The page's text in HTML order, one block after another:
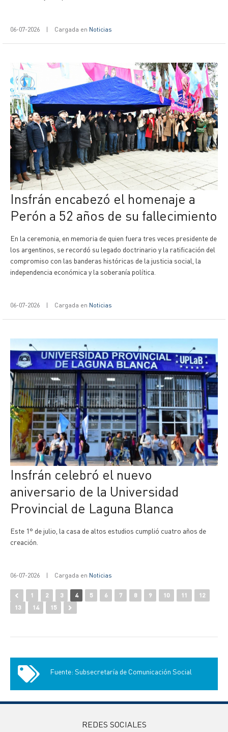
06-07-2026 | Cargada en Noticias
Insfrán encabezó el homenaje a
Perón a 52 años de su fallecimiento
En la ceremonia, en memoria de quien fuera tres veces presidente de
los argentinos, se recordó su legado doctrinario y la ratificación del
compromiso con las banderas históricas de la justicia social, la
independencia económica y la soberanía política.
06-07-2026 | Cargada en Noticias
Insfrán celebró el nuevo
aniversario de la Universidad
Provincial de Laguna Blanca
Este 1° de julio, la casa de altos estudios cumplió cuatro años de
creación.
06-07-2026 | Cargada en Noticias
1 2 3 4 5 6 7 8 9 10 11
12
13
14 15
Fuente: Subsecretaría de Comunicación Social
REDES SOCIALES